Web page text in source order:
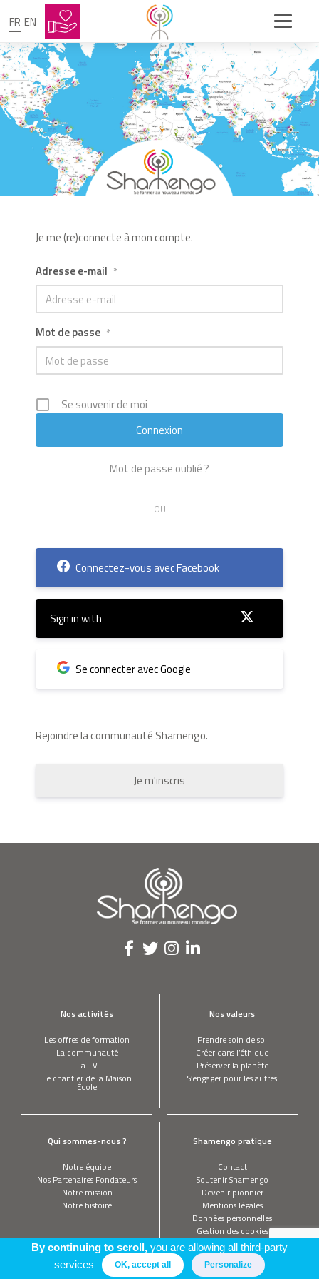
FR EN
Je me (re)connecte à mon compte.
Adresse e-mail *
Mot de passe *
Se souvenir de moi
Mot de passe oublié ?
Connectez-vous avec Facebook
Sign in with
Se connecter avec Google
Rejoindre la communauté Shamengo.
Je m'inscris
Nos activités
Les offres de formation
La communauté
La TV
Le chantier de la Maison
École
Nos valeurs
Prendre soin de soi
Créer dans l’éthique
Préserver la planète
S’engager pour les autres
Qui sommes-nous ?
Notre équipe
Nos Partenaires Fondateurs
Notre mission
Notre histoire
Shamengo pratique
Contact
Soutenir Shamengo
Devenir pionnier
Mentions légales
Données personnelles
Gestion des cookies
By continuing to scroll,you are allowing all third-party
services
OK, accept all Personalize